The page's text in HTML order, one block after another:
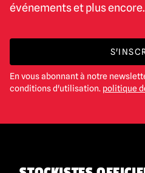
événements et plus encore.
En vous abonnant à notre
conditions d'utilisation. politique